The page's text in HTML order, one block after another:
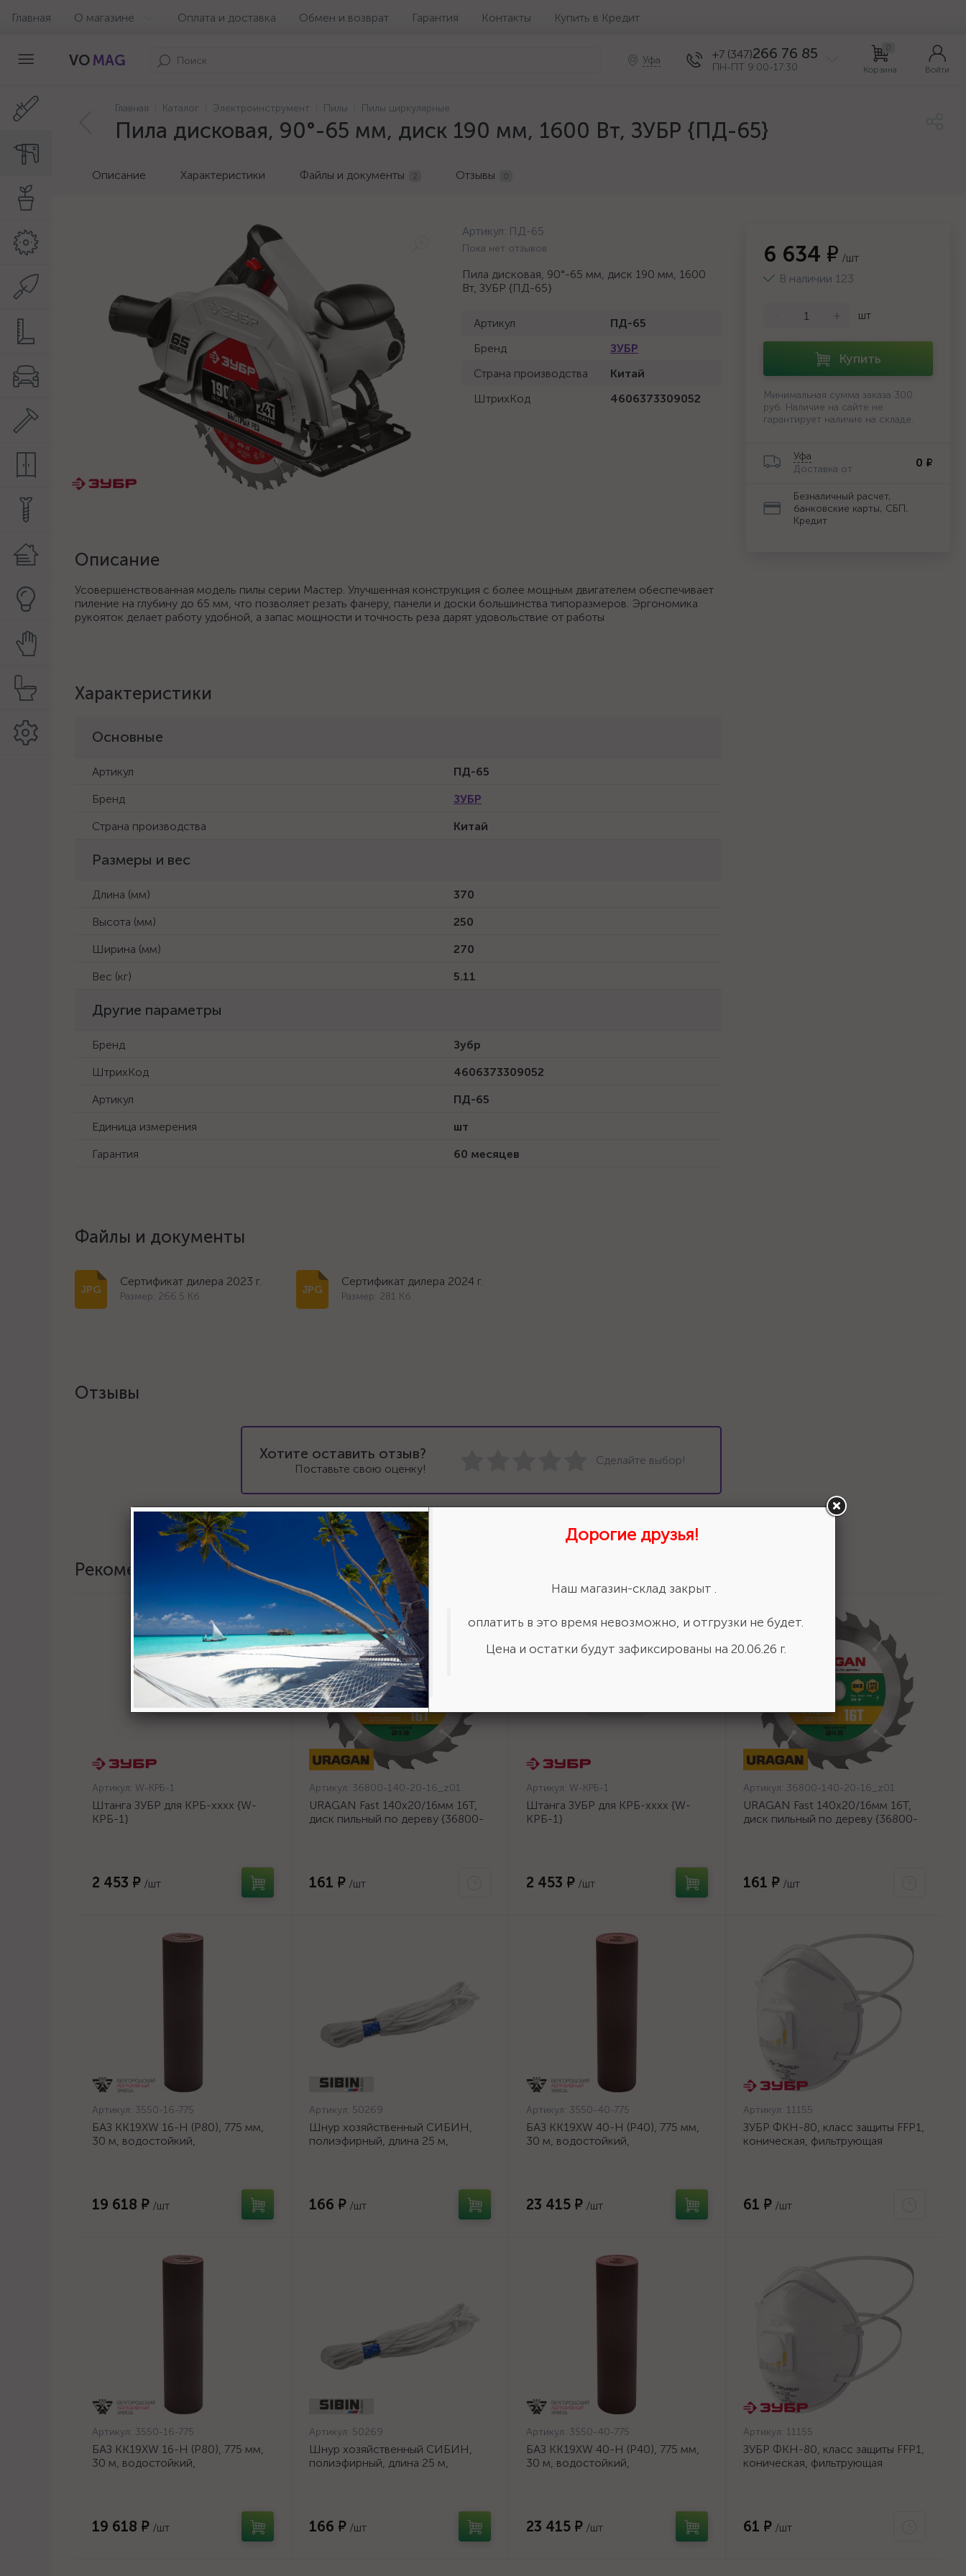
Главная О магазине Оплата и доставка Обмен и возврат Гарантия Контакты Купить в Кредит
VO MAG Уфа +7 (347)266 76 85
ПН-ПТ 9:00-17:30
0
Корзина Войти
Главная Каталог Электроинструмент Пилы Пилы циркулярные
Пила дисковая, 90°-65 мм, диск 190 мм, 1600 Вт, ЗУБР {ПД-65}
Описание Характеристики Файлы и документы 2 Отзывы 0
Артикул: ПД-65
Пока нет отзывов
Пила дисковая, 90°-65 мм, диск 190 мм, 1600
Вт, ЗУБР {ПД-65}
Артикул
ПД-65
Бренд
ЗУБР
Страна производства
Китай
ШтрихКод
4606373309052
Описание
Усовершенствованная модель пилы серии Мастер. Улучшенная конструкция с более мощным двигателем обеспечивает
пиление на глубину до 65 мм, что позволяет резать фанеру, панели и доски большинства типоразмеров. Эргономика
рукояток делает работу удобной, а запас мощности и точность реза дарят удовольствие от работы
Характеристики
Основные
Артикул
ПД-65
Бренд
ЗУБР
Страна производства
Китай
Размеры и вес
Длина (мм)
370
Высота (мм)
250
Ширина (мм)
270
Вес (кг)
5.11
Другие параметры
Бренд
Зубр
ШтрихКод
4606373309052
Артикул
ПД-65
Единица измерения
шт
Гарантия
60 месяцев
Файлы и документы
Сертификат дилера 2023 г.
Размер: 266.5 Кб
Сертификат дилера 2024 г.
Размер: 281 Кб
6 634 ₽ /шт
В наличии 123
+ шт
Купить
Минимальная сумма заказа 300
руб. Наличие на сайте не
гарантирует наличие на складе.
Уфа
Доставка от
0 ₽
Безналичный расчет,
банковские карты, СБП,
Кредит
Отзывы
Хотите оставить отзыв?
Поставьте свою оценку!
Сделайте выбор!
Рекомендации
Артикул: W-КРБ-1
Штанга ЗУБР для КРБ-хххх {W-
КРБ-1}
2 453 ₽ /шт
Артикул: 36800-140-20-16_z01
URAGAN Fast 140x20/16мм 16Т,
диск пильный по дереву {36800-
161 ₽ /шт
Артикул: W-КРБ-1
Штанга ЗУБР для КРБ-хххх {W-
КРБ-1}
2 453 ₽ /шт
Артикул: 36800-140-20-16_z01
URAGAN Fast 140x20/16мм 16Т,
диск пильный по дереву {36800-
161 ₽ /шт
Артикул: 3550-16-775
БАЗ KK19XW 16-H (Р80), 775 мм,
30 м, водостойкий,
19 618 ₽ /шт
Артикул: 50269
Шнур хозяйственный СИБИН,
полиэфирный, длина 25 м,
166 ₽ /шт
Артикул: 3550-40-775
БАЗ KK19XW 40-H (Р40), 775 мм,
30 м, водостойкий,
23 415 ₽ /шт
Артикул: 11155
ЗУБР ФКН-80, класс защиты FFP1,
коническая, фильтрующая
61 ₽ /шт
Артикул: 3550-16-775
БАЗ KK19XW 16-H (Р80), 775 мм,
30 м, водостойкий,
19 618 ₽ /шт
Артикул: 50269
Шнур хозяйственный СИБИН,
полиэфирный, длина 25 м,
166 ₽ /шт
Артикул: 3550-40-775
БАЗ KK19XW 40-H (Р40), 775 мм,
30 м, водостойкий,
23 415 ₽ /шт
Артикул: 11155
ЗУБР ФКН-80, класс защиты FFP1,
коническая, фильтрующая
61 ₽ /шт
Дорогие друзья!
Наш магазин-склад закрыт .
оплатить в это время невозможно, и отгрузки не будет.
Цена и остатки будут зафиксированы на 20.06.26 г.